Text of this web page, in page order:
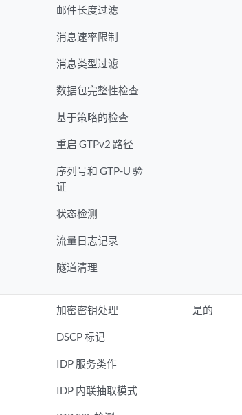
邮件长度过滤
消息速率限制
消息类型过滤
数据包完整性检查
基于策略的检查
重启 GTPv2 路径
序列号和 GTP-U 验
证
状态检测
流量日志记录
隧道清理
加密密钥处理
DSCP 标记
IDP 服务类作
IDP 内联抽取模式
是的